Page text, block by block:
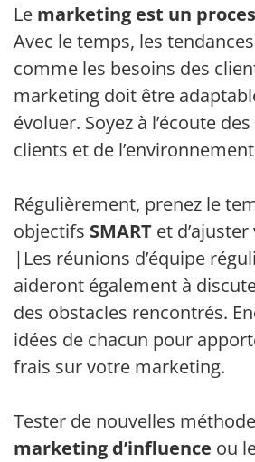
Le marketing est un
Avec le temps, les
comme les besoins des
marketing doit être
évoluer. Soyez à l’écoute
clients et de
Régulièrement, prenez le
objectifs SMART et
|Les réunions d’équipe
aideront également à
des obstacles rencontrés.
idées de chacun pour
frais sur votre marketing.
Tester de nouvelles
marketing d’influence ou